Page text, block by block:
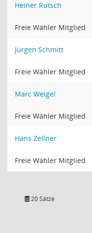
Heiner Rutsch
Freie Wähler Mitglied
Jürgen Schmitt
Freie Wähler Mitglied
Marc Weigel
Freie Wähler Mitglied
Hans Zellner
Freie Wähler Mitglied
20 Sätze